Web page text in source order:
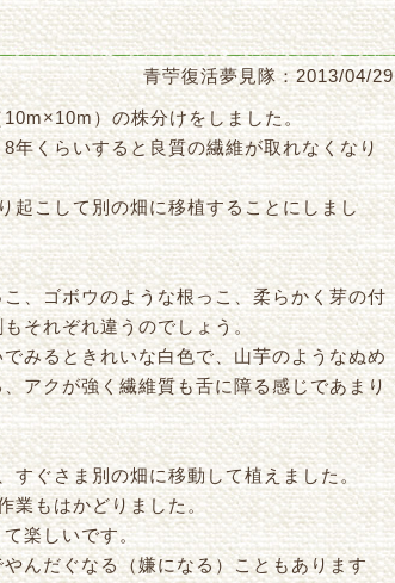
青苧復活夢見隊：2013/04/29
）の株分けをしました。
年くらいすると良質の繊維が取れなくなり
起こして別の畑に移植することにしまし
、ゴボウのような根っこ、柔らかく芽の付
それぞれ違うのでしょう。
みるときれいな白色で、山芋のようなぬめ
アクが強く繊維質も舌に障る感じであまり
ぐさま別の畑に移動して植えました。
業もはかどりました。
楽しいです。
んだぐなる（嫌になる）こともあります